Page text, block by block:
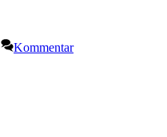
Kommentar